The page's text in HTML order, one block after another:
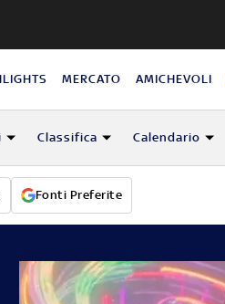
MERCATO AMICHEVOLI
Classifica Calendario
Fonti Preferite